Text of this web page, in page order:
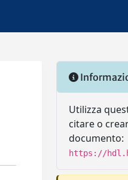
Utilizza
citare o
documento:
https://